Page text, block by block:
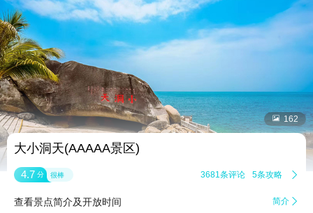
 162
大小洞天(AAAAA景区)
4.7 分 很棒 3681条评论 5条攻略 
查看景点简介及开放时间 简介 
